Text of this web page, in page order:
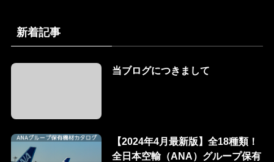
新着記事
当ブログにつきまして
【2024年4月最新版】全18種類！
全日本空輸（ANA）グループ保有